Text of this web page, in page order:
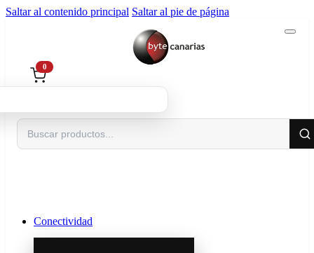
Saltar al contenido principal Saltar al pie de página
Buscar
0
Conectividad